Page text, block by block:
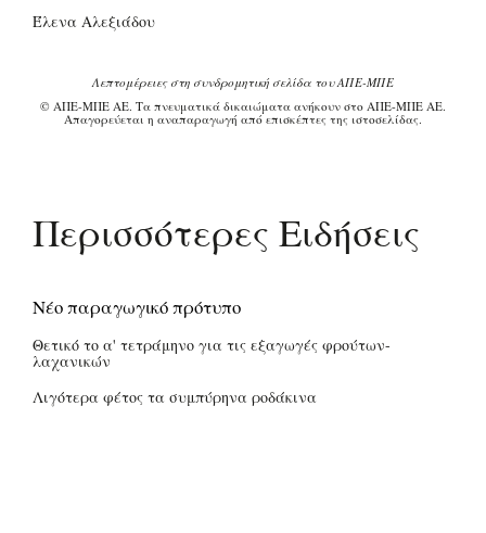
Έλενα Αλεξιάδου
Λεπτομέρειες στη συνδρομητική σελίδα του ΑΠΕ-ΜΠΕ
© ΑΠΕ-ΜΠΕ ΑΕ. Τα πνευματικά δικαιώματα ανήκουν στο ΑΠΕ-ΜΠΕ ΑΕ.
Απαγορεύεται η αναπαραγωγή από επισκέπτες της ιστοσελίδας.
Περισσότερες Ειδήσεις
Νέο παραγωγικό πρότυπο
Θετικό το α' τετράμηνο για τις εξαγωγές φρούτων-
λαχανικών
Λιγότερα φέτος τα συμπύρηνα ροδάκινα